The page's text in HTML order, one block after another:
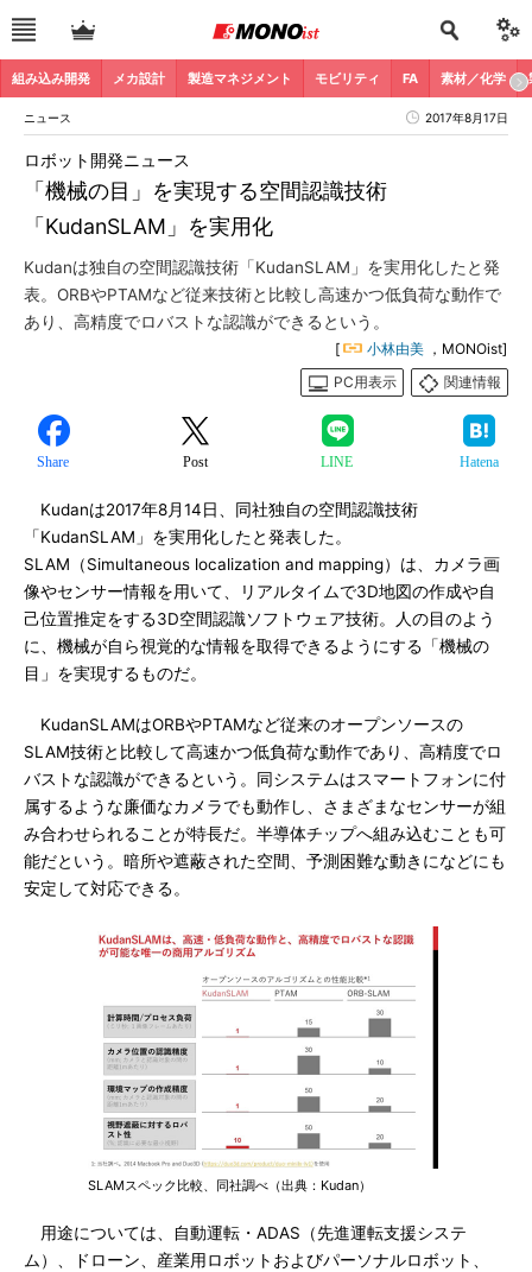
組み込み開発 メカ設計 製造マネジメント モビリティ FA 素材／化学
ニュース 2017年8月17日
「機械の目」を実現する空間認識技術
「KudanSLAM」を実用化
ロボット開発ニュース
Kudanは独自の空間認識技術「KudanSLAM」を実用化したと発
表。ORBやPTAMなど従来技術と比較し高速かつ低負荷な動作で
あり、高精度でロバストな認識ができるという。
[ 小林由美 ，MONOist]
PC用表示
関連情報
Share Post LINE Hatena
Kudanは2017年8月14日、同社独自の空間認識技術
「KudanSLAM」を実用化したと発表した。
SLAM（Simultaneous localization and mapping）は、カメラ画
像やセンサー情報を用いて、リアルタイムで3D地図の作成や自
己位置推定をする3D空間認識ソフトウェア技術。人の目のよう
に、機械が自ら視覚的な情報を取得できるようにする「機械の
目」を実現するものだ。
KudanSLAMはORBやPTAMなど従来のオープンソースの
SLAM技術と比較して高速かつ低負荷な動作であり、高精度でロ
バストな認識ができるという。同システムはスマートフォンに付
属するような廉価なカメラでも動作し、さまざまなセンサーが組
み合わせられることが特長だ。半導体チップへ組み込むことも可
能だという。暗所や遮蔽された空間、予測困難な動きになどにも
安定して対応できる。
SLAMスペック比較、同社調べ（出典：Kudan）
用途については、自動運転・ADAS（先進運転支援システ
ム）、ドローン、産業用ロボットおよびパーソナルロボット、